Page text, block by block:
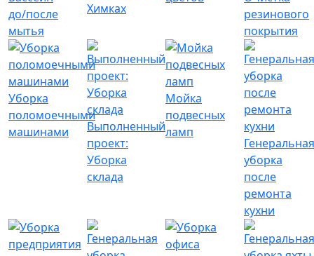
до/после
мытья
Химках
резинового
покрытия
Уборка
поломоечными
машинами
Выполненный
проект:
Уборка
склада
Мойка
подвесных
ламп
Генеральная
уборка
после
ремонта
кухни